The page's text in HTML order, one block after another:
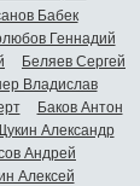
Бабек
Геннадий
Беляев Сергей
Владислав
Баков Антон
Александр
Андрей
Алексей